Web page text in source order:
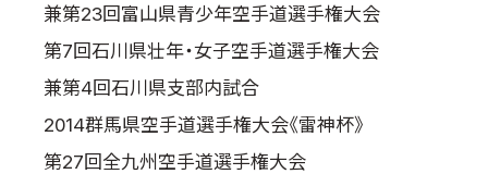
兼第23回富山県青少年空手道選手権大会
第7回石川県壮年・女子空手道選手権大会
兼第4回石川県支部内試合
2014群馬県空手道選手権大会《雷神杯》
第27回全九州空手道選手権大会